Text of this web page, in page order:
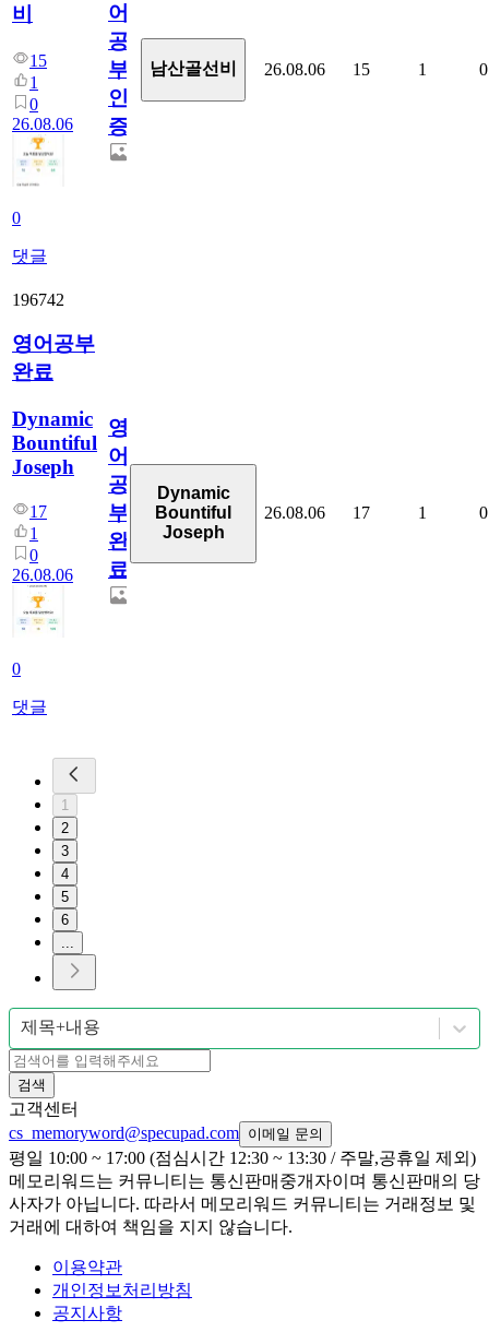
비
15
1
0
26.08.06
0
댓글
어
공
부
인
증
남산골선비 26.08.06 15 1 0
196742
영어공부
완료
Dynamic
Bountiful
Joseph
17
1
0
26.08.06
0
댓글
영
어
공
부
완
료
Dynamic
Bountiful
Joseph
26.08.06 17 1 0
1
2
3
4
5
6
제목+내용
검색
고객센터
cs_memoryword@specupad.com 이메일 문의
평일 10:00 ~ 17:00 (점심시간 12:30 ~ 13:30 / 주말,공휴일 제외)
메모리워드는 커뮤니티는 통신판매중개자이며 통신판매의 당
사자가 아닙니다. 따라서 메모리워드 커뮤니티는 거래정보 및
거래에 대하여 책임을 지지 않습니다.
이용약관
개인정보처리방침
공지사항